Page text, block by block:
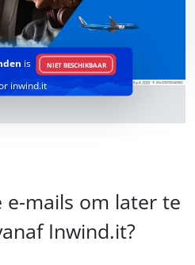
is NIET BESCHIKBAAR
inwind.it
e-mails om later te
Inwind.it?